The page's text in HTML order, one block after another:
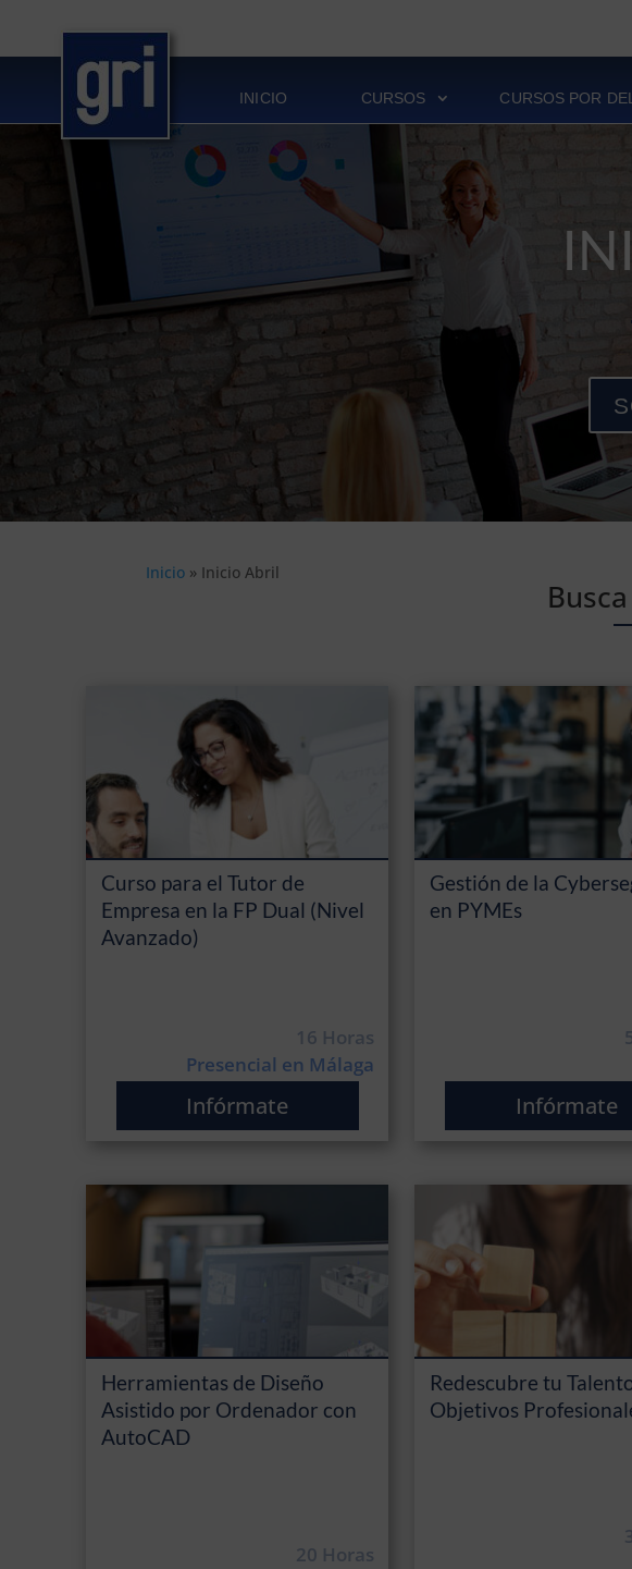
INICIO CURSOS CURSOS POR
Inicio » Inicio Abril
Curso para el Tutor de
Empresa en la FP Dual (Nivel
Avanzado)
16 Horas
Presencial en Málaga
Infórmate
Gestión de la
en PYMEs
Infórmate
Herramientas de Diseño
Asistido por Ordenador con
AutoCAD
20 Horas
Redescubre tu
Objetivos